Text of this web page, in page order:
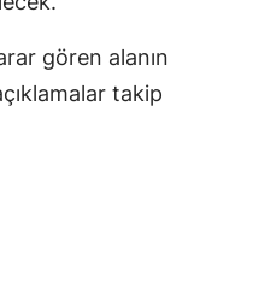
gören alanın
takip